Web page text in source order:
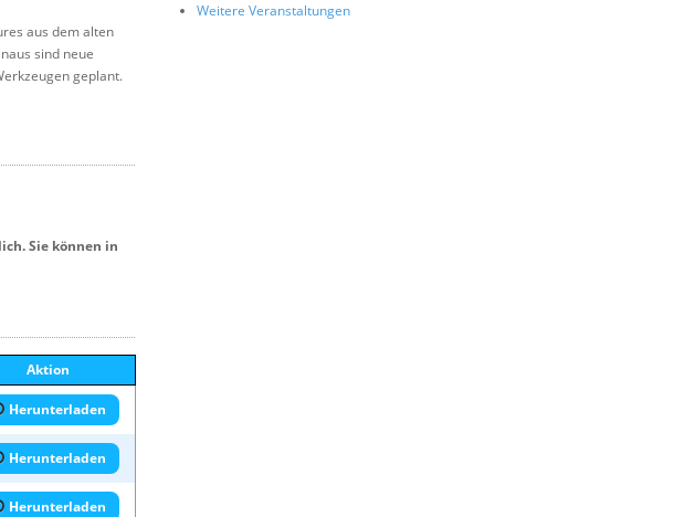
aus dem alten
sind neue
geplant.
Sie können in
Aktion
Herunterladen
Herunterladen
Herunterladen
Weitere Veranstaltungen